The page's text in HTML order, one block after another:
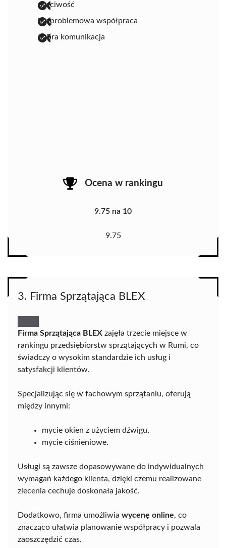
uczciwość
bezproblemowa współpraca
dobra komunikacja
Ocena w rankingu
9.75 na 10
9.75
3. Firma Sprzątająca BLEX
Firma Sprzątająca BLEX zajęła trzecie miejsce w
rankingu przedsiębiorstw sprzątających w Rumi, co
świadczy o wysokim standardzie ich usług i
satysfakcji klientów.
Specjalizując się w fachowym sprzątaniu, oferują
między innymi:
mycie okien z użyciem dźwigu,
mycie ciśnieniowe.
Usługi są zawsze dopasowywane do indywidualnych
wymagań każdego klienta, dzięki czemu realizowane
zlecenia cechuje doskonała jakość.
Dodatkowo, firma umożliwia wycenę online, co
znacząco ułatwia planowanie współpracy i pozwala
zaoszczędzić czas.